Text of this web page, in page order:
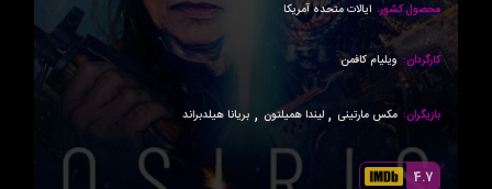
محصول کشور: ایالات متحده آمریکا
کارگردان: ویلیام کافمن
بازیگران: مکس مارتینی , لیندا همیلتون , بریانا هیلدبراند
4.7